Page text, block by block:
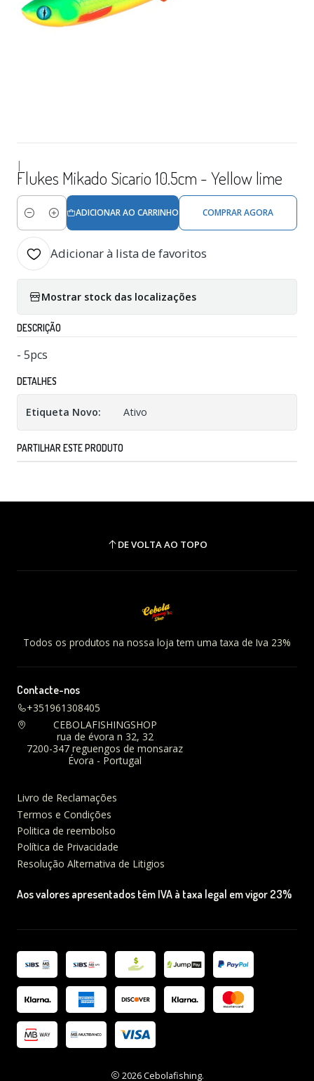
|
Flukes Mikado Sicario 10.5cm - Yellow lime
Quantidade
ADICIONAR AO CARRINHO COMPRAR AGORA
Adicionar à lista de favoritos
Mostrar stock das localizações
DESCRIÇÃO
- 5pcs
DETALHES
Etiqueta Novo: Ativo
PARTILHAR ESTE PRODUTO
DE VOLTA AO TOPO
Todos os produtos na nossa loja tem uma taxa de Iva 23%
Contacte-nos
+351961308405
CEBOLAFISHINGSHOP
rua de évora n 32, 32
7200-347 reguengos de monsaraz
Évora - Portugal
Livro de Reclamações
Termos e Condições
Politica de reembolso
Política de Privacidade
Resolução Alternativa de Litigios
Aos valores apresentados têm IVA à taxa legal em vigor 23%
2026 Cebolafishing.